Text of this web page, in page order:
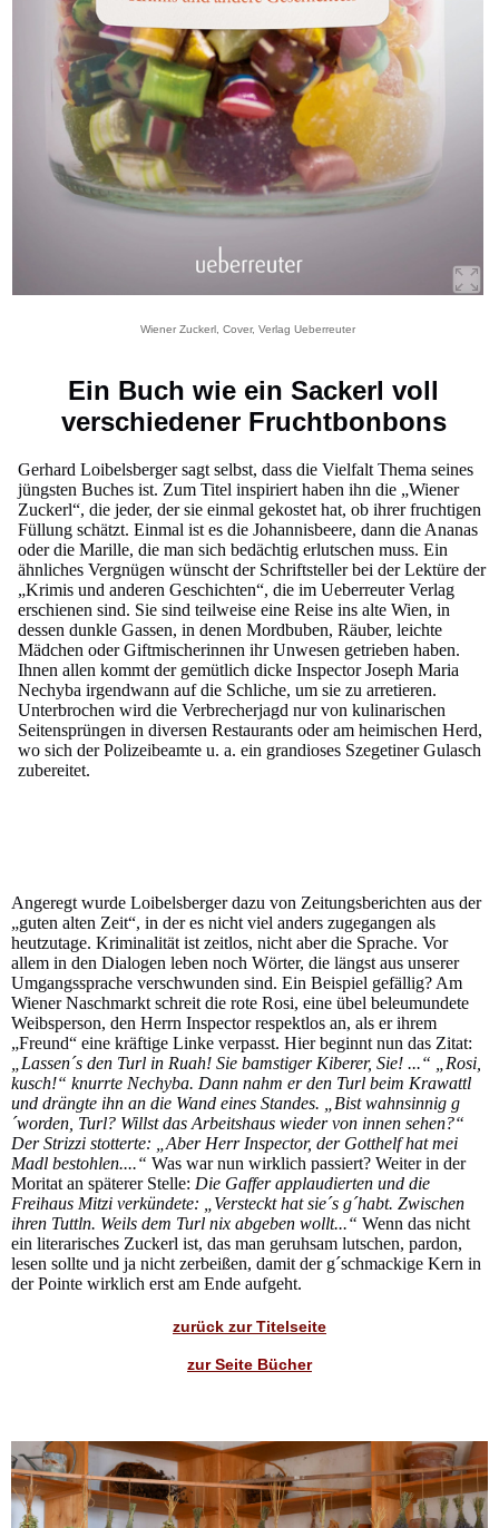
Wiener Zuckerl, Cover, Verlag Ueberreuter
Ein Buch wie ein Sackerl voll
verschiedener Fruchtbonbons
Gerhard Loibelsberger sagt selbst, dass die Vielfalt Thema seines
jüngsten Buches ist. Zum Titel inspiriert haben ihn die „Wiener
Zuckerl“, die jeder, der sie einmal gekostet hat, ob ihrer fruchtigen
Füllung schätzt. Einmal ist es die Johannisbeere, dann die Ananas
oder die Marille, die man sich bedächtig erlutschen muss. Ein
ähnliches Vergnügen wünscht der Schriftsteller bei der Lektüre der
„Krimis und anderen Geschichten“, die im Ueberreuter Verlag
erschienen sind. Sie sind teilweise eine Reise ins alte Wien, in
dessen dunkle Gassen, in denen Mordbuben, Räuber, leichte
Mädchen oder Giftmischerinnen ihr Unwesen getrieben haben.
Ihnen allen kommt der gemütlich dicke Inspector Joseph Maria
Nechyba irgendwann auf die Schliche, um sie zu arretieren.
Unterbrochen wird die Verbrecherjagd nur von kulinarischen
Seitensprüngen in diversen Restaurants oder am heimischen Herd,
wo sich der Polizeibeamte u. a. ein grandioses Szegetiner Gulasch
zubereitet.
Angeregt wurde Loibelsberger dazu von Zeitungsberichten aus der
„guten alten Zeit“, in der es nicht viel anders zugegangen als
heutzutage. Kriminalität ist zeitlos, nicht aber die Sprache. Vor
allem in den Dialogen leben noch Wörter, die längst aus unserer
Umgangssprache verschwunden sind. Ein Beispiel gefällig? Am
Wiener Naschmarkt schreit die rote Rosi, eine übel beleumundete
Weibsperson, den Herrn Inspector respektlos an, als er ihrem
„Freund“ eine kräftige Linke verpasst. Hier beginnt nun das Zitat:
„Lassen´s den Turl in Ruah! Sie bamstiger Kiberer, Sie! ...“ „Rosi,
kusch!“ knurrte Nechyba. Dann nahm er den Turl beim Krawattl
und drängte ihn an die Wand eines Standes. „Bist wahnsinnig g
´worden, Turl? Willst das Arbeitshaus wieder von innen sehen?“
Der Strizzi stotterte: „Aber Herr Inspector, der Gotthelf hat mei
Madl bestohlen....“ Was war nun wirklich passiert? Weiter in der
Moritat an späterer Stelle: Die Gaffer applaudierten und die
Freihaus Mitzi verkündete: „Versteckt hat sie´s g´habt. Zwischen
ihren Tuttln. Weils dem Turl nix abgeben wollt...“ Wenn das nicht
ein literarisches Zuckerl ist, das man geruhsam lutschen, pardon,
lesen sollte und ja nicht zerbeißen, damit der g´schmackige Kern in
der Pointe wirklich erst am Ende aufgeht.
zurück zur Titelseite
zur Seite Bücher